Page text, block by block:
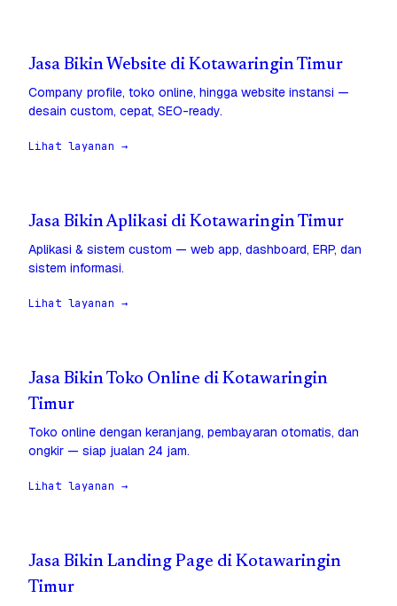
Jasa Bikin Website di Kotawaringin Timur
Company profile, toko online, hingga website instansi —
desain custom, cepat, SEO-ready.
Lihat layanan →
Jasa Bikin Aplikasi di Kotawaringin Timur
Aplikasi & sistem custom — web app, dashboard, ERP, dan
sistem informasi.
Lihat layanan →
Jasa Bikin Toko Online di Kotawaringin
Timur
Toko online dengan keranjang, pembayaran otomatis, dan
ongkir — siap jualan 24 jam.
Lihat layanan →
Jasa Bikin Landing Page di Kotawaringin
Timur